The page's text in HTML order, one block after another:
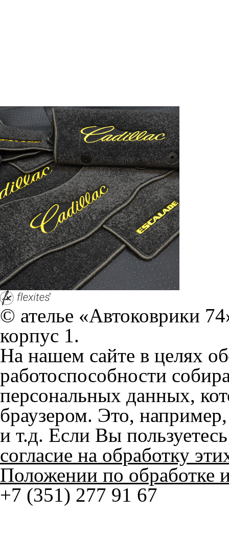
© ателье «Автоковрики
корпус 1.
На нашем сайте в целях
работоспособности
персональных данных,
браузером. Это,
и т.д. Если Вы
согласие на обработку
Положении по обработке
+7 (351) 277 91 67